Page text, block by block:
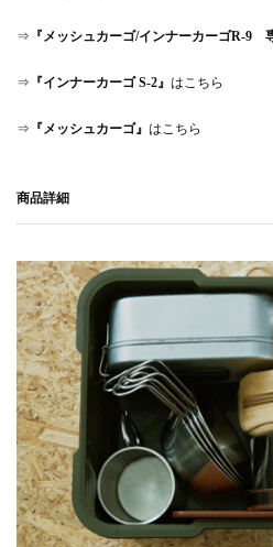
⇒ 『メッシュカーゴ/インナーカーゴR-9
⇒ 『インナーカーゴ S-2』 はこちら
⇒ 『メッシュカーゴ』 はこちら
商品詳細